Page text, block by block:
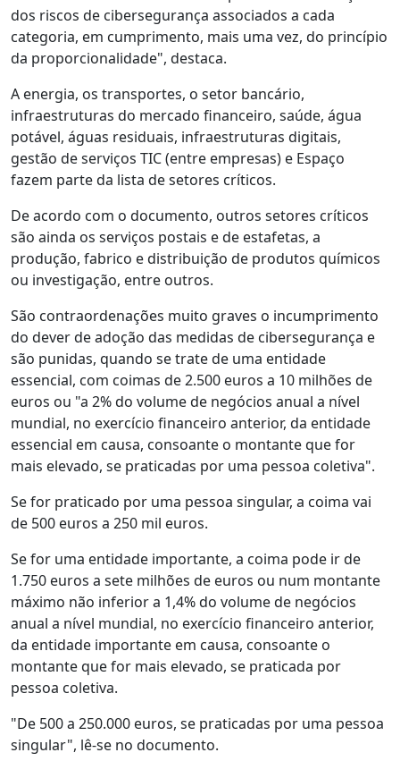
dos riscos de cibersegurança associados a cada
categoria, em cumprimento, mais uma vez, do princípio
da proporcionalidade", destaca.
A energia, os transportes, o setor bancário,
infraestruturas do mercado financeiro, saúde, água
potável, águas residuais, infraestruturas digitais,
gestão de serviços TIC (entre empresas) e Espaço
fazem parte da lista de setores críticos.
De acordo com o documento, outros setores críticos
são ainda os serviços postais e de estafetas, a
produção, fabrico e distribuição de produtos químicos
ou investigação, entre outros.
São contraordenações muito graves o incumprimento
do dever de adoção das medidas de cibersegurança e
são punidas, quando se trate de uma entidade
essencial, com coimas de 2.500 euros a 10 milhões de
euros ou "a 2% do volume de negócios anual a nível
mundial, no exercício financeiro anterior, da entidade
essencial em causa, consoante o montante que for
mais elevado, se praticadas por uma pessoa coletiva".
Se for praticado por uma pessoa singular, a coima vai
de 500 euros a 250 mil euros.
Se for uma entidade importante, a coima pode ir de
1.750 euros a sete milhões de euros ou num montante
máximo não inferior a 1,4% do volume de negócios
anual a nível mundial, no exercício financeiro anterior,
da entidade importante em causa, consoante o
montante que for mais elevado, se praticada por
pessoa coletiva.
"De 500 a 250.000 euros, se praticadas por uma pessoa
singular", lê-se no documento.